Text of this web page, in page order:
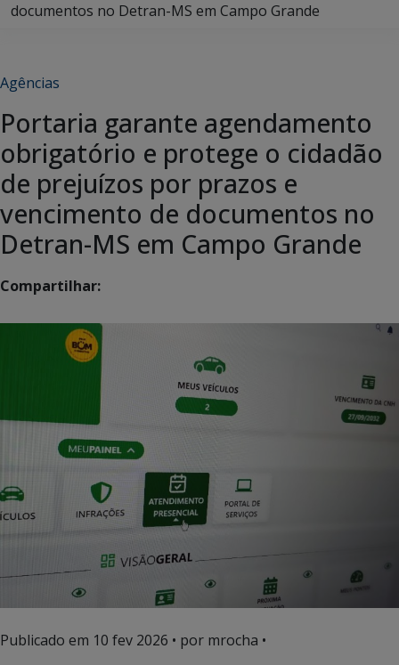
documentos no Detran-MS em Campo Grande
Agências
Portaria garante agendamento
obrigatório e protege o cidadão
de prejuízos por prazos e
vencimento de documentos no
Detran-MS em Campo Grande
Compartilhar:
Publicado em 10 fev 2026 • por mrocha •